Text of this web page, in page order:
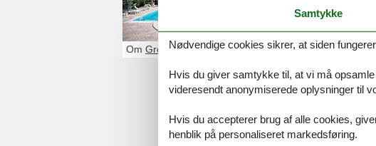
og sikkert online eller
Om Grosseto
Samtykke
Nødvendige cookies sikrer, at siden
Hvis du giver samtykke til, at vi må
videresendt anonymiserede oplysninger til
Hvis du accepterer brug af alle cookies,
henblik på personaliseret markedsføring.